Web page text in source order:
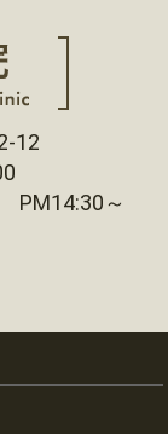
12
PM14:30～